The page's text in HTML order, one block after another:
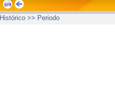
Histórico >> Periodo